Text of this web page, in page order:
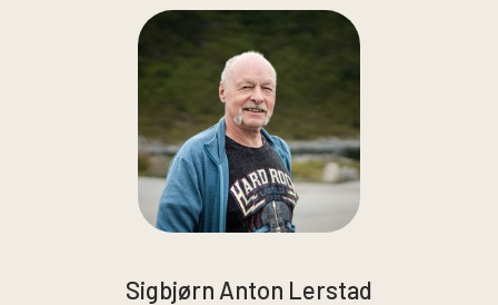
Sigbjørn Anton Lerstad